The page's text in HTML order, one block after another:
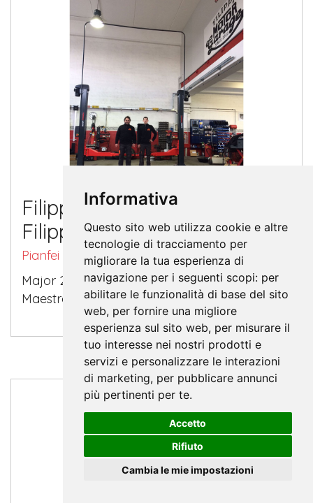
Informativa
Questo sito web utilizza cookie e altre
tecnologie di tracciamento per
migliorare la tua esperienza di
navigazione per i seguenti scopi: per
abilitare le funzionalità di base del sito
web, per fornire una migliore
esperienza sul sito web, per misurare il
tuo interesse nei nostri prodotti e
servizi e personalizzare le interazioni
di marketing, per pubblicare annunci
più pertinenti per te.
Accetto
Rifiuto
Cambia le mie impostazioni
Filippi Motor Garage di
Filippi Sergio
Pianfei (CN)
Major 2.0 5531-55 WL Maestro 2.32 CF-08
Maestro 2.50 FL